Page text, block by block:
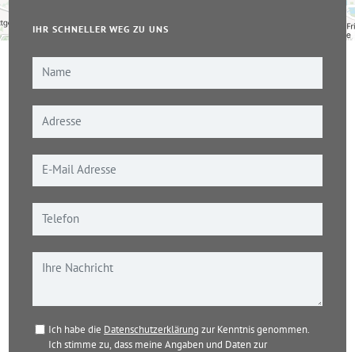
© OpenStreetMap-Mitwirkende
IHR SCHNELLER WEG ZU UNS
Ich habe die Datenschutzerklärung zur Kenntnis genommen.
Ich stimme zu, dass meine Angaben und Daten zur